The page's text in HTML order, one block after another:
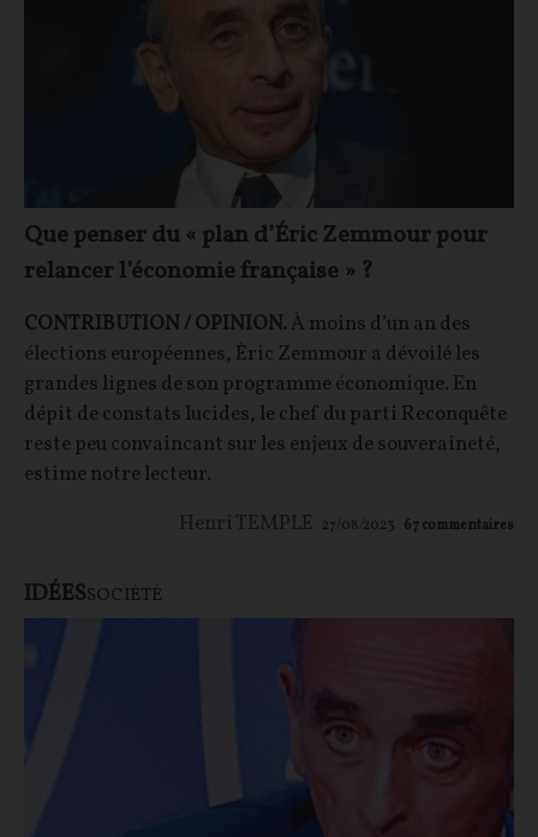
Que penser du « plan d’Éric Zemmour pour
relancer l’économie française » ?
CONTRIBUTION / OPINION.À moins d’un an des
élections européennes, Éric Zemmour a dévoilé les
grandes lignes de son programme économique. En
dépit de constats lucides, le chef du parti Reconquête
reste peu convaincant sur les enjeux de souveraineté,
estime notre lecteur.
Henri TEMPLE 27/08/2023 67commentaires
IDÉESSOCIÉTÉ